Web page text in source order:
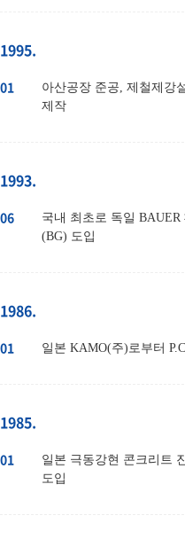
1995.
01
아산공장 준공, 제철제강
제작
1993.
06
국내 최초로 독일 BAUER
(BG) 도입
1986.
01 일본 KAMO(주)로부터
1985.
01
일본 극동강현 콘크리트
도입